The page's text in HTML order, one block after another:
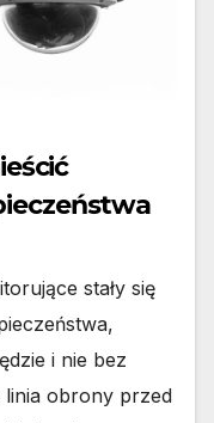
stały się
i nie bez
linia obrony przed